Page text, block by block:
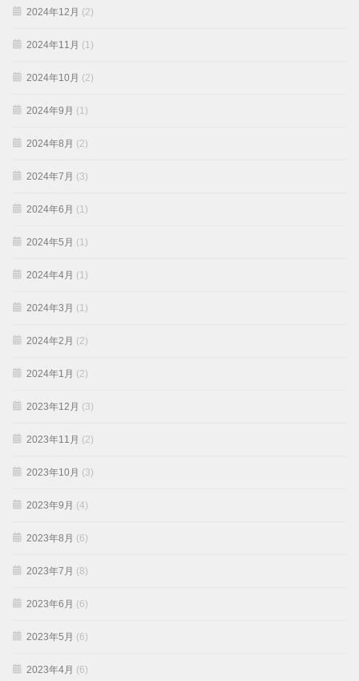
2024年12月 (2)
2024年11月 (1)
2024年10月 (2)
2024年9月 (1)
2024年8月 (2)
2024年7月 (3)
2024年6月 (1)
2024年5月 (1)
2024年4月 (1)
2024年3月 (1)
2024年2月 (2)
2024年1月 (2)
2023年12月 (3)
2023年11月 (2)
2023年10月 (3)
2023年9月 (4)
2023年8月 (6)
2023年7月 (8)
2023年6月 (6)
2023年5月 (6)
2023年4月 (6)